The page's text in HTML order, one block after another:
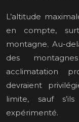
L’altitude
en compte,
montagne. Au-
des
acclimatation
devraient
limite, sauf
expérimenté.